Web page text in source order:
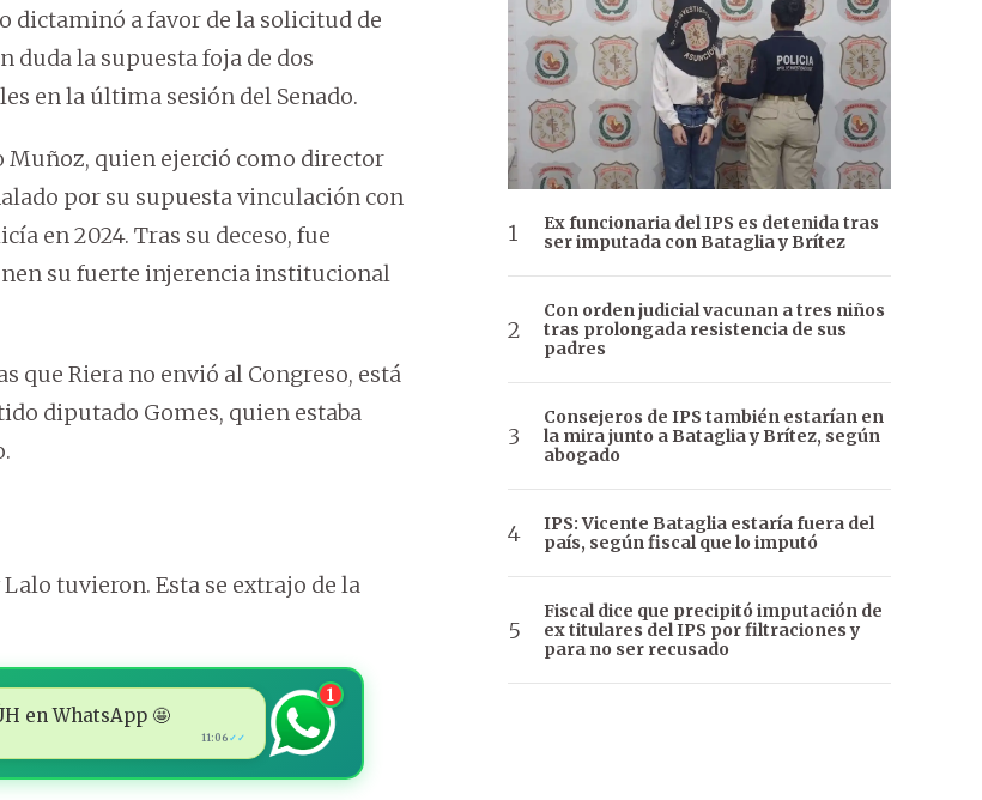
dictaminó a favor de la solicitud de
duda la supuesta foja de dos
en la última sesión del Senado.
quien ejerció como director
por su supuesta vinculación con
en 2024. Tras su deceso, fue
su fuerte injerencia institucional
que Riera no envió al Congreso, está
diputado Gomes, quien estaba
tuvieron. Esta se extrajo de la
en WhatsApp 🤩
11:06 ✓✓
1
Ex funcionaria del IPS es detenida tras
ser imputada con Bataglia y Brítez
Con orden judicial vacunan a tres niños
tras prolongada resistencia de sus
padres
Consejeros de IPS también estarían en
la mira junto a Bataglia y Brítez, según
abogado
IPS: Vicente Bataglia estaría fuera del
país, según fiscal que lo imputó
Fiscal dice que precipitó imputación de
ex titulares del IPS por filtraciones y
para no ser recusado